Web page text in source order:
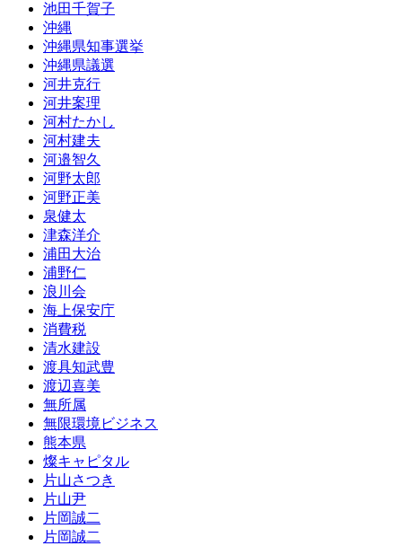
池田千賀子
沖縄
沖縄県知事選挙
沖縄県議選
河井克行
河井案理
河村たかし
河村建夫
河邉智久
河野太郎
河野正美
泉健太
津森洋介
浦田大治
浦野仁
浪川会
海上保安庁
消費税
清水建設
渡具知武豊
渡辺喜美
無所属
無限環境ビジネス
熊本県
燦キャピタル
片山さつき
片山尹
片岡誠二
片岡誠二